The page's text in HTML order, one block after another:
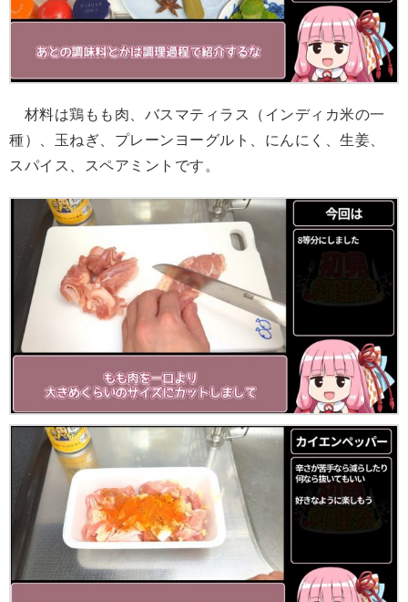
材料は鶏もも肉、バスマティラス（インディカ米の一
種）、玉ねぎ、プレーンヨーグルト、にんにく、生姜、
スパイス、スペアミントです。